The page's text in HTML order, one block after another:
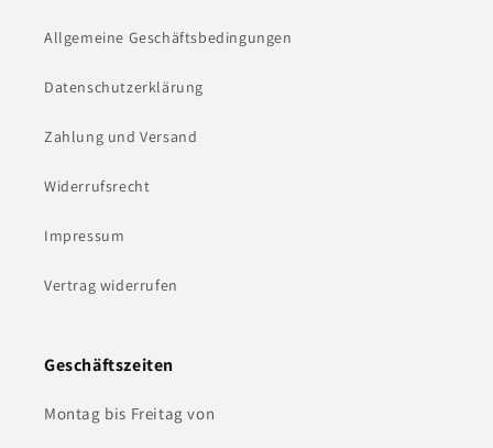
Allgemeine Geschäftsbedingungen
Datenschutzerklärung
Zahlung und Versand
Widerrufsrecht
Impressum
Vertrag widerrufen
Geschäftszeiten
Montag bis Freitag von